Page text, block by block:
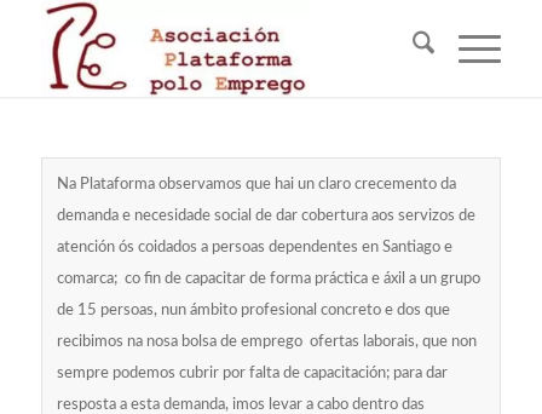
Na Plataforma observamos que hai un claro crecemento da
demanda e necesidade social de dar cobertura aos servizos de
atención ós coidados a persoas dependentes en Santiago e
comarca; co fin de capacitar de forma práctica e áxil a un grupo
de 15 persoas, nun ámbito profesional concreto e dos que
recibimos na nosa bolsa de emprego ofertas laborais, que non
sempre podemos cubrir por falta de capacitación; para dar
resposta a esta demanda, imos levar a cabo dentro das